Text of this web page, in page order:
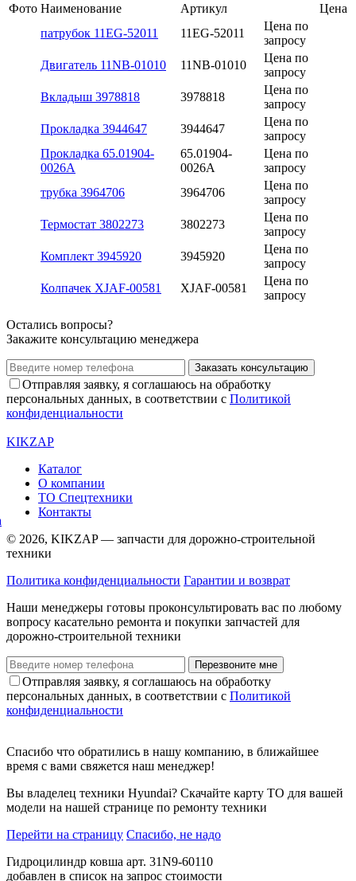
Фото Наименование Артикул
Цена
патрубок 11EG-52011
11EG-52011
Цена по
запросу
Двигатель 11NB-01010
11NB-01010
Цена по
запросу
Вкладыш 3978818
3978818
Цена по
запросу
Прокладка 3944647
3944647
Цена по
запросу
Прокладка 65.01904-
0026A
65.01904-
0026A
Цена по
запросу
трубка 3964706
3964706
Цена по
запросу
Термостат 3802273
3802273
Цена по
запросу
Комплект 3945920
3945920
Цена по
запросу
Колпачек XJAF-00581
XJAF-00581
Цена по
запросу
Остались вопросы?
Закажите консультацию менеджера
Заказать консультацию
Отправляя заявку, я соглашаюсь на обработку
персональных данных, в соответствии с Политикой
конфиденциальности
KIKZAP
Каталог
О компании
ТО Спецтехники
Контакты
© 2026, KIKZAP — запчасти для дорожно-строительной
техники
Политика конфиденциальности Гарантии и возврат
Наши менеджеры готовы проконсультировать вас по любому
вопросу касательно ремонта и покупки запчастей для
дорожно-строительной техники
Перезвоните мне
Отправляя заявку, я соглашаюсь на обработку
персональных данных, в соответствии с Политикой
конфиденциальности
Спасибо что обратились в нашу компанию, в ближайшее
время с вами свяжется наш менеджер!
Вы владелец техники Hyundai? Скачайте карту ТО для вашей
модели на нашей странице по ремонту техники
Перейти на страницу Спасибо, не надо
Гидроцилиндр ковша арт. 31N9-60110
добавлен в список на запрос стоимости